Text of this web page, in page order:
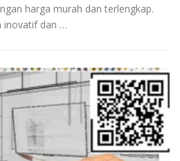
harga murah dan terlengkap.
inovatif dan …